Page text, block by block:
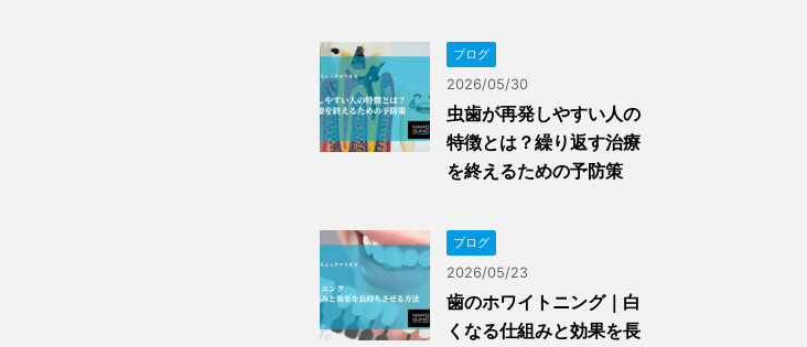
ブログ
2026/05/30
虫歯が再発しやすい人の
特徴とは？繰り返す治療
を終えるための予防策
ブログ
2026/05/23
歯のホワイトニング｜白
くなる仕組みと効果を長